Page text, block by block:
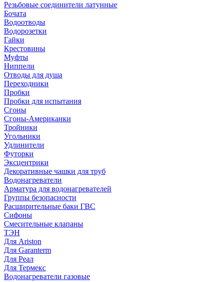
Резьбовые соединители латунные
Бочата
Водоотводы
Водорозетки
Гайки
Крестовины
Муфты
Ниппели
Отводы для душа
Переходники
Пробки
Пробки для испытания
Сгоны
Сгоны-Американки
Тройники
Угольники
Удлинители
Футорки
Эксцентрики
Декоративные чашки для труб
Водонагреватели
Арматура для водонагревателей
Группы безопасности
Расширительные баки ГВС
Сифоны
Смесительные клапаны
ТЭН
Для Ariston
Для Garanterm
Для Реал
Для Термекс
Водонагреватели газовые